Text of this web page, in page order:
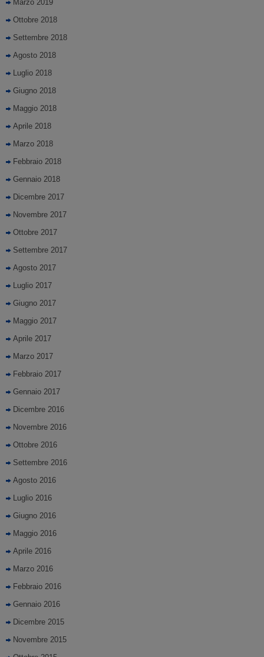
Marzo 2019
Ottobre 2018
Settembre 2018
Agosto 2018
Luglio 2018
Giugno 2018
Maggio 2018
Aprile 2018
Marzo 2018
Febbraio 2018
Gennaio 2018
Dicembre 2017
Novembre 2017
Ottobre 2017
Settembre 2017
Agosto 2017
Luglio 2017
Giugno 2017
Maggio 2017
Aprile 2017
Marzo 2017
Febbraio 2017
Gennaio 2017
Dicembre 2016
Novembre 2016
Ottobre 2016
Settembre 2016
Agosto 2016
Luglio 2016
Giugno 2016
Maggio 2016
Aprile 2016
Marzo 2016
Febbraio 2016
Gennaio 2016
Dicembre 2015
Novembre 2015